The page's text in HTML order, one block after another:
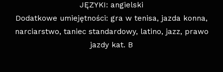
JĘZYKI: angielski
Dodatkowe umiejętności: gra w tenisa, jazda konna,
narciarstwo, taniec standardowy, latino, jazz, prawo
jazdy kat. B